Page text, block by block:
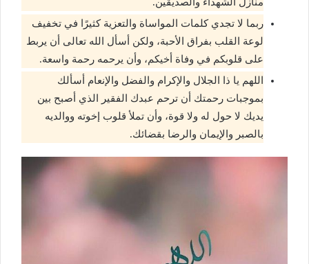
ربما لا تجدي كلمات المواساة والتعزية كثيرًا في تخفيف
لوعة القلب بفراق الأحبة، ولكن أسأل الله تعالى أن يربط
على قلوبكم في وفاة أخيكم، وأن يرحمه رحمة واسعة.
اللهم يا ذا الجلال والإكرام والفضل والإنعام أسألك
بموجبات رحمتك أن ترحم عبدك الفقير الذي أصبح بين
يديك لا حول له ولا قوة، وأن تملأ قلوب إخوته ووالديه
بالصبر والإيمان والرضا بقضائك.